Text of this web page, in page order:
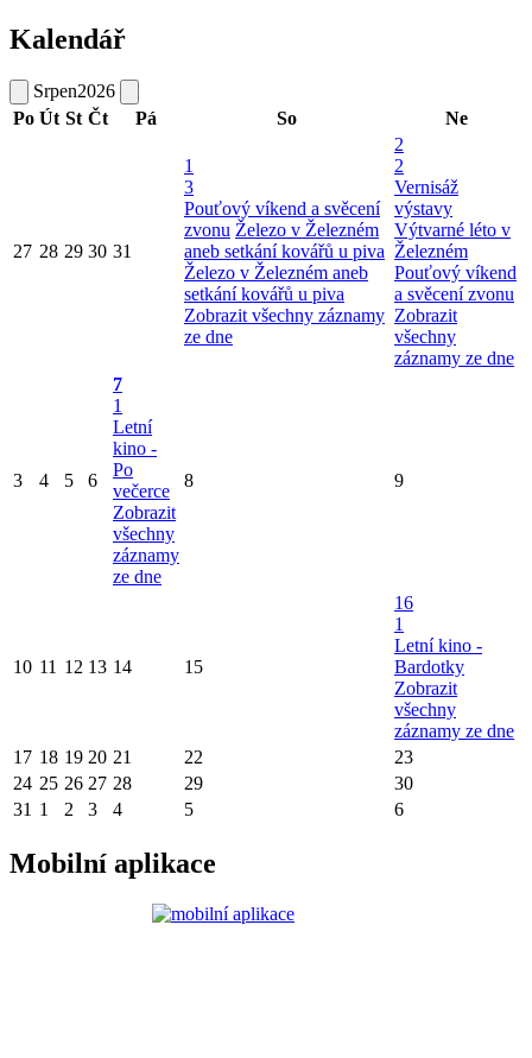
Kalendář
Srpen2026
Po Út St Čt Pá So Ne
27 28 29 30 31
1
3
Pouťový víkend a svěcení
zvonu Železo v Železném
aneb setkání kovářů u piva
Železo v Železném aneb
setkání kovářů u piva
Zobrazit všechny záznamy
ze dne
2
2
Vernisáž
výstavy
Výtvarné léto v
Železném
Pouťový víkend
a svěcení zvonu
Zobrazit
všechny
záznamy ze dne
3 4 5 6
7
1
Letní
kino -
Po
večerce
Zobrazit
všechny
záznamy
ze dne
8 9
10 11 12 13 14 15
16
1
Letní kino -
Bardotky
Zobrazit
všechny
záznamy ze dne
17 18 19 20 21 22
23
24 25 26 27 28 29
30
31 1 2 3 4 5 6
Mobilní aplikace